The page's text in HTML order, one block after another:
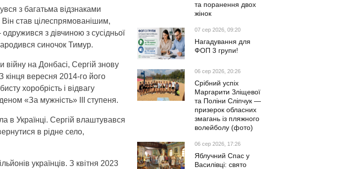
з багатьма відзнаками
Він став цілеспрямованішим,
з дівчиною з сусідньої
синочок Тимур.
війну на Донбасі, Сергій знову
кінця вересня 2014-го його
хоробрість і відвагу
«За мужність» ІІІ ступеня.
в Українці. Сергій влаштувався
в рідне село,
українців. З квітня 2023
та поранення двох
жінок
07 сер 2026, 09:20
Нагадування для
ФОП 3 групи!
06 сер 2026, 20:26
Срібний успіх
Маргарити Зліщевої
та Поліни Сліпчук —
призерок обласних
змагань із пляжного
волейболу (фото)
06 сер 2026, 17:26
Яблучний Спас у
Василівці: свято